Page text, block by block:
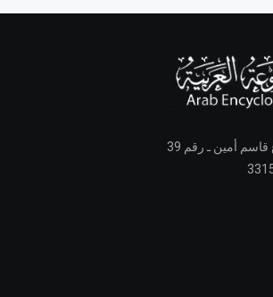
أمين ـ رقم 39